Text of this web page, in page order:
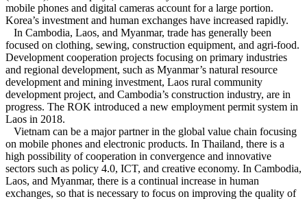
mobile phones and digital cameras account for a large portion.
Korea’s investment and human exchanges have increased rapidly.
In Cambodia, Laos, and Myanmar, trade has generally been
focused on clothing, sewing, construction equipment, and agri-food.
Development cooperation projects focusing on primary industries
and regional development, such as Myanmar’s natural resource
development and mining investment, Laos rural community
development project, and Cambodia’s construction industry, are in
progress. The ROK introduced a new employment permit system in
Laos in 2018.
Vietnam can be a major partner in the global value chain focusing
on mobile phones and electronic products. In Thailand, there is a
high possibility of cooperation in convergence and innovative
sectors such as policy 4.0, ICT, and creative economy. In Cambodia,
Laos, and Myanmar, there is a continual increase in human
exchanges, so that is necessary to focus on improving the quality of